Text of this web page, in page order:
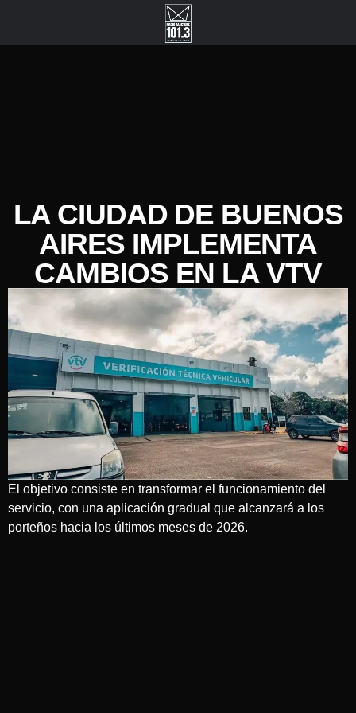
LA CIUDAD DE BUENOS
AIRES IMPLEMENTA
CAMBIOS EN LA VTV
El objetivo consiste en transformar el funcionamiento del
servicio, con una aplicación gradual que alcanzará a los
porteños hacia los últimos meses de 2026.